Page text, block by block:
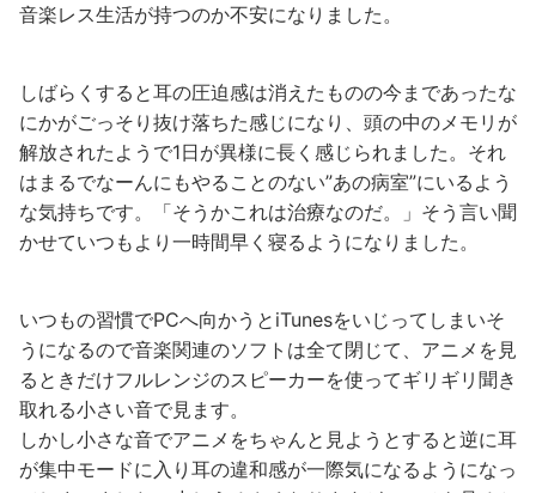
音楽レス生活が持つのか不安になりました。
しばらくすると耳の圧迫感は消えたものの今まであったな
にかがごっそり抜け落ちた感じになり、頭の中のメモリが
解放されたようで1日が異様に長く感じられました。それ
はまるでなーんにもやることのない”あの病室”にいるよう
な気持ちです。「そうかこれは治療なのだ。」そう言い聞
かせていつもより一時間早く寝るようになりました。
いつもの習慣でPCへ向かうとiTunesをいじってしまいそ
うになるので音楽関連のソフトは全て閉じて、アニメを見
るときだけフルレンジのスピーカーを使ってギリギリ聞き
取れる小さい音で見ます。
しかし小さな音でアニメをちゃんと見ようとすると逆に耳
が集中モードに入り耳の違和感が一際気になるようになっ